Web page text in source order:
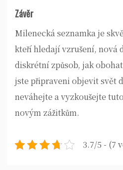
Závěr
Milenecká seznamka je
kteří hledají vzrušení, nová
diskrétní způsob, jak
jste připraveni objevit svět
neváhejte a vyzkoušejte
novým zážitkům.
3.7/5 - (7